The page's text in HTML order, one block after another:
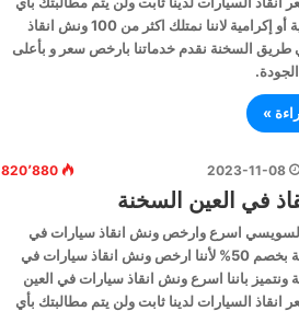
رسوم إضافية أو إكرامية لاننا نمتلك اكثر من 100 ونش انقاذ
السخنة نقدم خدماتنا بارخص سعر و بأعلى
»
2023-11-08 820٬880
في العين السخنة
اسرع وارخص ونش انقاذ سيارات في
العين السخنة بخصم 50% لأننا ارخص ونش انقاذ سيارات في
ونتميز باننا اسرع ونش انقاذ سيارات في العين
انقاذ السيارات لدينا ثابت ولن يتم مطالبتك بأي